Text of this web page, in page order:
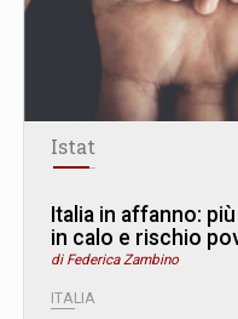
Istat
Italia in affanno:
in calo e rischio
di Federica Zambino
ITALIA